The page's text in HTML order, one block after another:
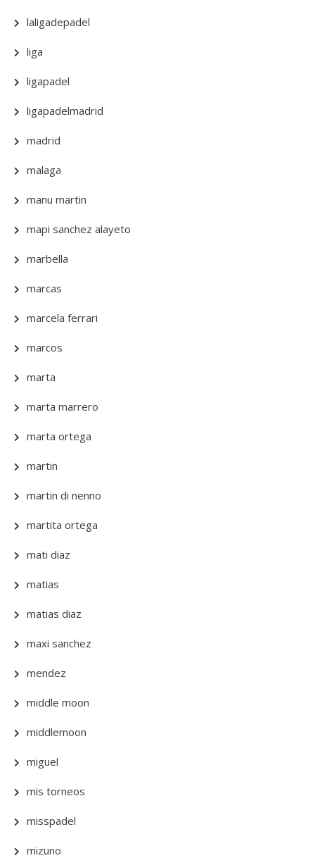
laligadepadel
liga
ligapadel
ligapadelmadrid
madrid
malaga
manu martin
mapi sanchez alayeto
marbella
marcas
marcela ferrari
marcos
marta
marta marrero
marta ortega
martin
martin di nenno
martita ortega
mati diaz
matias
matias diaz
maxi sanchez
mendez
middle moon
middlemoon
miguel
mis torneos
misspadel
mizuno